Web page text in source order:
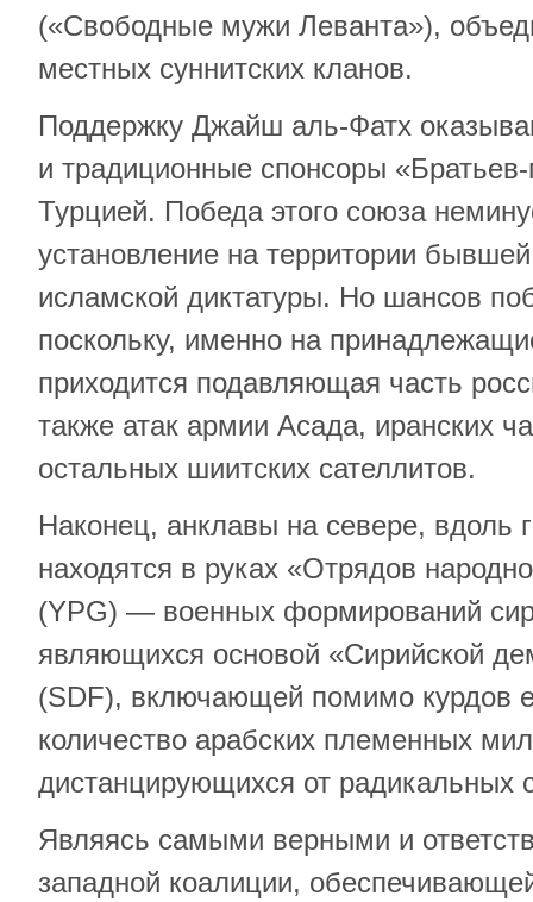
(«Свободные мужи Леванта»),
местных суннитских кланов.
Поддержку Джайш аль-Фатх
и традиционные спонсоры
Турцией. Победа этого союза
установление на территории
исламской диктатуры. Но шансов
поскольку, именно на
приходится подавляющая часть
также атак армии Асада, иранских
остальных шиитских сателлитов.
Наконец, анклавы на севере, вдоль
находятся в руках «Отрядов
(YPG) — военных формирований
являющихся основой «Сирийской
(SDF), включающей помимо курдов
количество арабских племенных
дистанцирующихся от радикальных
Являясь самыми верными и
западной коалиции,